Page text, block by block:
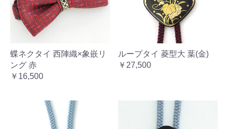
蝶ネクタイ 西陣織×象嵌リ
ング 赤
￥16,500
ループタイ 菱型大 葉(金)
￥27,500